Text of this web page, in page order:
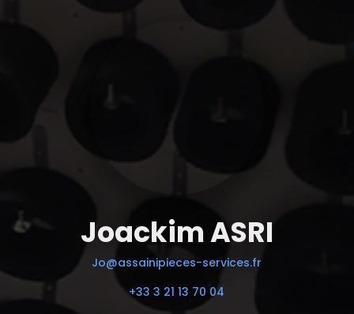
Joackim ASRI
Jo@assainipieces-services.fr
+33 3 21 13 70 04